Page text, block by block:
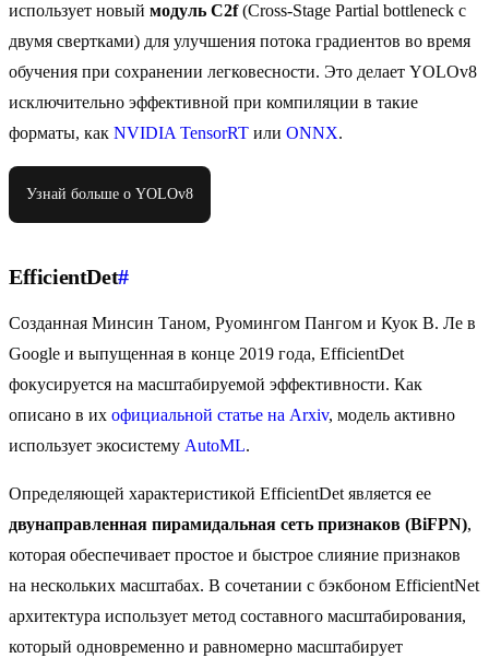
использует новый модуль C2f(Cross-Stage Partial bottleneck с
двумя свертками) для улучшения потока градиентов во время
обучения при сохранении легковесности. Это делает YOLOv8
исключительно эффективной при компиляции в такие
форматы, как NVIDIA TensorRT или ONNX.
Узнай больше о YOLOv8
EfficientDet#
Созданная Минсин Таном, Руомингом Пангом и Куок В. Ле в
Google и выпущенная в конце 2019 года, EfficientDet
фокусируется на масштабируемой эффективности. Как
описано в их официальной статье на Arxiv, модель активно
использует экосистему AutoML.
Определяющей характеристикой EfficientDet является ее
двунаправленная пирамидальная сеть признаков (BiFPN),
которая обеспечивает простое и быстрое слияние признаков
на нескольких масштабах. В сочетании с бэкбоном EfficientNet
архитектура использует метод составного масштабирования,
который одновременно и равномерно масштабирует